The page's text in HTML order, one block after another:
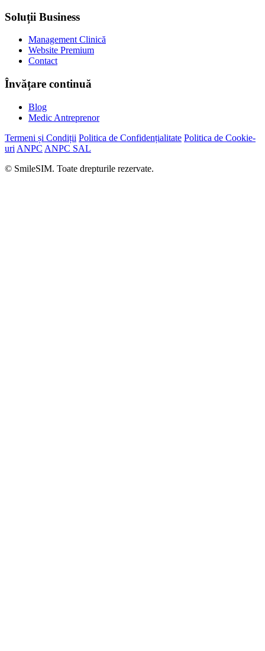
Soluții Business
Management Clinică
Website Premium
Contact
Învățare continuă
Blog
Medic Antreprenor
Termeni și Condiții Politica de Confidențialitate Politica de Cookie-
uri ANPC ANPC SAL
© SmileSIM. Toate drepturile rezervate.